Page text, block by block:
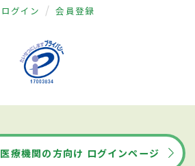
ログイン 会員登録
医療機関の方向け ログインページ